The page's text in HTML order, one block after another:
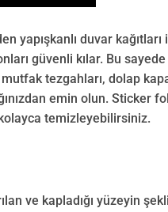
yapışkanlı duvar
güvenli kılar. Bu
tezgahları, dolap
emin olun. Sticker
temizleyebilirsiniz.
ve kapladığı yüzeyin